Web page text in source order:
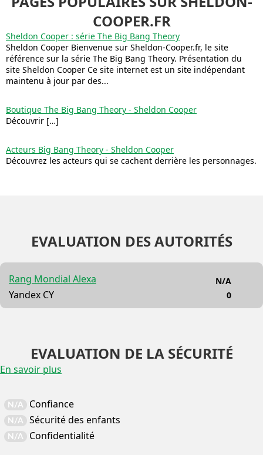
COOPER.FR
Sheldon Cooper : série The Big Bang Theory
Sheldon Cooper Bienvenue sur Sheldon-Cooper.fr, le site
référence sur la série The Big Bang Theory. Présentation du
site Sheldon Cooper Ce site internet est un site indépendant
maintenu à jour par des...
Boutique The Big Bang Theory - Sheldon Cooper
Découvrir […]
Acteurs Big Bang Theory - Sheldon Cooper
Découvrez les acteurs qui se cachent derrière les personnages.
EVALUATION DES AUTORITÉS
Rang Mondial Alexa
Yandex CY
N/A
0
EVALUATION DE LA SÉCURITÉ
En savoir plus
N/A Confiance
N/A Sécurité des enfants
N/A Confidentialité